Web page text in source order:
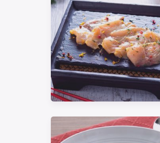
Plats principaux
Boissons et rafraîchissements
Accompagnement
Pizzas et focaccia
Gateaux et patisserie